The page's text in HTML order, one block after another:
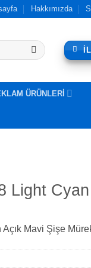
Hakkımızda
ÜRÜNLERİ
Light Cyan
Mavi Şişe